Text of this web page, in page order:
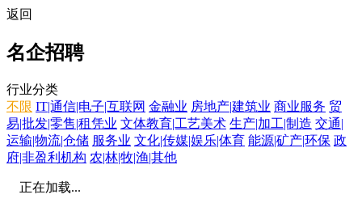
返回
名企招聘
行业分类
不限 IT|通信|电子|互联网 金融业 房地产|建筑业 商业服务 贸
易|批发|零售|租凭业 文体教育|工艺美术 生产|加工|制造 交通|
运输|物流|仓储 服务业 文化|传媒|娱乐|体育 能源|矿产|环保 政
府|非盈利机构 农|林|牧|渔|其他
正在加载...